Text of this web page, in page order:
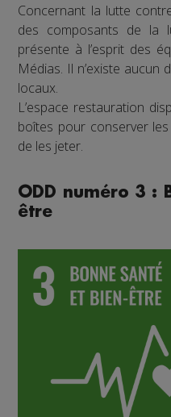
Concernant la lutte
des composants de la
présente à l’esprit des
Médias. Il n’existe aucun
locaux.
L’espace restauration
boîtes pour conserver
de les jeter.
ODD numéro 3 :
être